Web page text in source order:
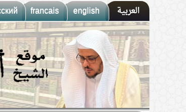
العربية english
francais